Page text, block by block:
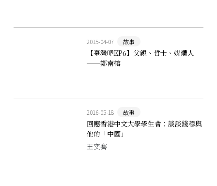
2015-04-07 故事
【臺灣吧EP6】父親、哲士、媒體人
──鄭南榕
2016-05-18 故事
回應香港中文大學學生會：談談錢穆與
他的「中國」
王奕騫